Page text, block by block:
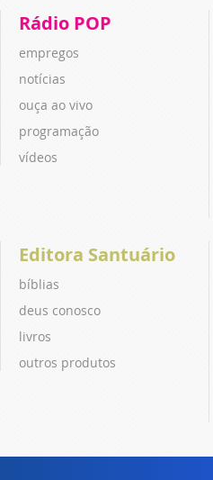
Rádio POP
empregos
notícias
ouça ao vivo
programação
vídeos
Editora Santuário
bíblias
deus conosco
livros
outros produtos